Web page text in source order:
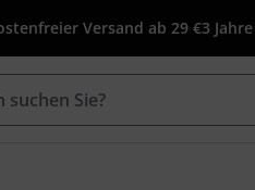
Versand ab 29 €3